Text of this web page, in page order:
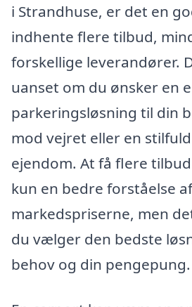
i Strandhuse, er det en
indhente flere tilbud,
forskellige leverandører.
uanset om du ønsker en
parkeringsløsning til din
mod vejret eller en
ejendom. At få flere
kun en bedre forståelse af
markedspriserne, men
du vælger den bedste
behov og din pengepung.